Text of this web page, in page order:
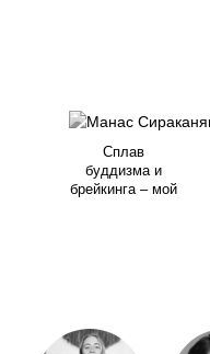
Сплав
буддизма и
брейкинга – мой